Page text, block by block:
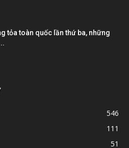
tỏa toàn quốc lần thứ ba, những
546
111
51